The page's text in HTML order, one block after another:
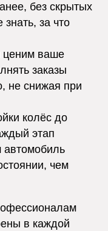
без скрытых
за что
ваше
заказы
не снижая при
колёс до
этап
автомобиль
чем
в каждой